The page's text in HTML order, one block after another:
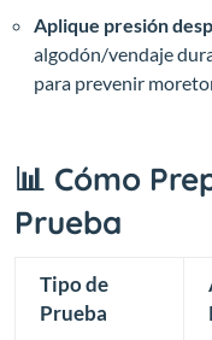
Aplique presión
algodón/vendaje
para prevenir
📊 Cómo
Prueba
Tipo de
Prueba